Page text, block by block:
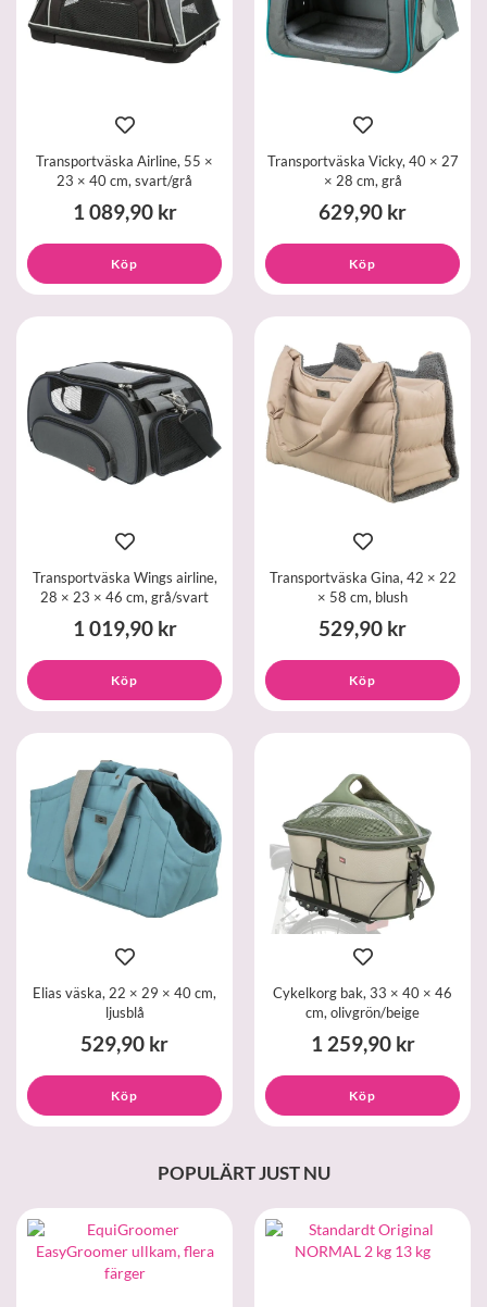
Transportväska Airline, 55 ×
23 × 40 cm, svart/grå
1 089,90 kr
Köp
Transportväska Vicky, 40 × 27
× 28 cm, grå
629,90 kr
Köp
Transportväska Wings airline,
28 × 23 × 46 cm, grå/svart
1 019,90 kr
Köp
Transportväska Gina, 42 × 22
× 58 cm, blush
529,90 kr
Köp
Elias väska, 22 × 29 × 40 cm,
ljusblå
529,90 kr
Köp
Cykelkorg bak, 33 × 40 × 46
cm, olivgrön/beige
1 259,90 kr
Köp
POPULÄRT JUST NU